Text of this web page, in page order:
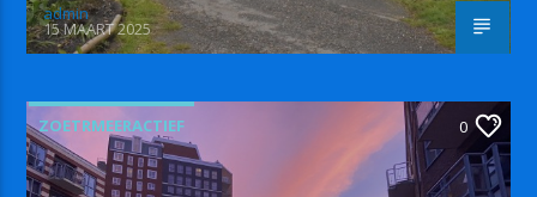
admin
15 MAART 2025
ZOETRMEERACTIEF 0